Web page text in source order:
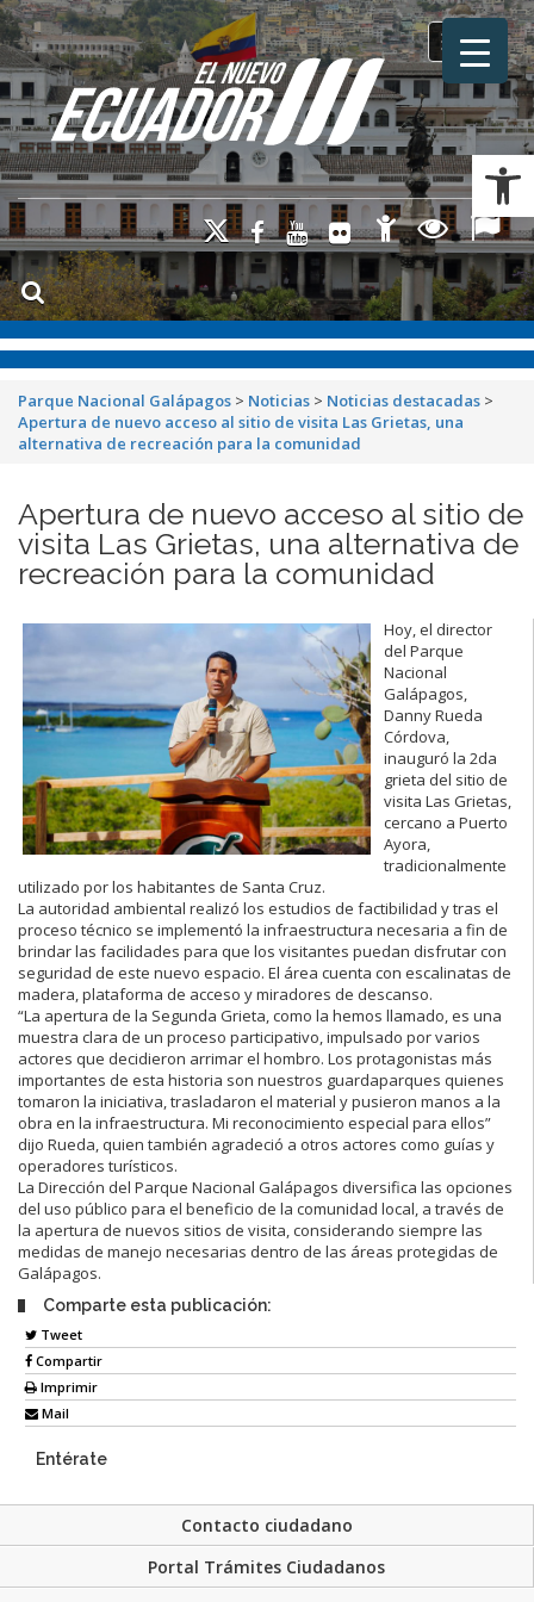
Toggle
Parque Nacional Galápagos > Noticias > Noticias destacadas >
Apertura de nuevo acceso al sitio de visita Las Grietas, una
alternativa de recreación para la comunidad
Apertura de nuevo acceso al sitio de
visita Las Grietas, una alternativa de
recreación para la comunidad
Hoy, el director
del Parque
Nacional
Galápagos,
Danny Rueda
Córdova,
inauguró la 2da
grieta del sitio de
visita Las Grietas,
cercano a Puerto
Ayora,
tradicionalmente
utilizado por los habitantes de Santa Cruz.
La autoridad ambiental realizó los estudios de factibilidad y tras el
proceso técnico se implementó la infraestructura necesaria a fin de
brindar las facilidades para que los visitantes puedan disfrutar con
seguridad de este nuevo espacio. El área cuenta con escalinatas de
madera, plataforma de acceso y miradores de descanso.
“La apertura de la Segunda Grieta, como la hemos llamado, es una
muestra clara de un proceso participativo, impulsado por varios
actores que decidieron arrimar el hombro. Los protagonistas más
importantes de esta historia son nuestros guardaparques quienes
tomaron la iniciativa, trasladaron el material y pusieron manos a la
obra en la infraestructura. Mi reconocimiento especial para ellos”
dijo Rueda, quien también agradeció a otros actores como guías y
operadores turísticos.
La Dirección del Parque Nacional Galápagos diversifica las opciones
del uso público para el beneficio de la comunidad local, a través de
la apertura de nuevos sitios de visita, considerando siempre las
medidas de manejo necesarias dentro de las áreas protegidas de
Galápagos.
Comparte esta publicación:
Tweet
Compartir
Imprimir
Mail
Entérate
Contacto ciudadano
Portal Trámites Ciudadanos